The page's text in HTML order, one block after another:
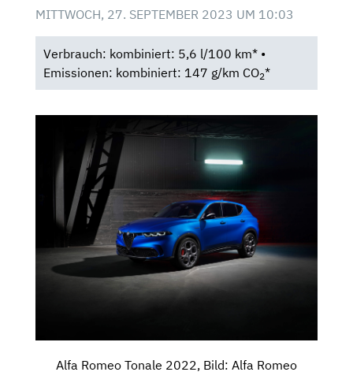
MITTWOCH, 27. SEPTEMBER 2023 UM 10:03
Verbrauch: kombiniert: 5,6 l/100 km* •
Emissionen: kombiniert: 147 g/km CO2*
Alfa Romeo Tonale 2022, Bild: Alfa Romeo